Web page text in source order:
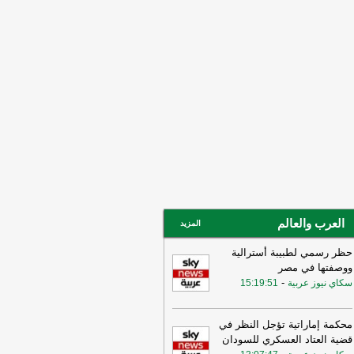
العرب والعالم المزيد
حظر رسمي لطبيبة أسترالية
ووصفتها في مصر
سكاي نيوز عربية -
15:19:51
محكمة إماراتية تؤجل النظر في
قضية العتاد العسكري للسودان